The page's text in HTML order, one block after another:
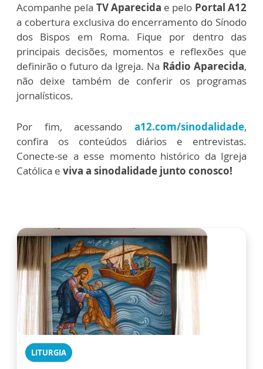
Acompanhe pela TV Aparecida e pelo Portal A12
a cobertura exclusiva do encerramento do Sínodo
dos Bispos em Roma. Fique por dentro das
principais decisões, momentos e reflexões que
definirão o futuro da Igreja. Na Rádio Aparecida,
não deixe também de conferir os programas
jornalísticos.
Por fim, acessando a12.com/sinodalidade,
confira os conteúdos diários e entrevistas.
Conecte-se a esse momento histórico da Igreja
Católica e viva a sinodalidade junto conosco!
LITURGIA